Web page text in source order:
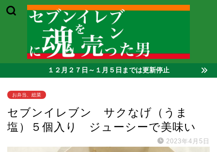
１２月２７日～１月５日までは更新停止
お弁当、総菜
セブンイレブン サクなげ（うま
塩）５個入り ジューシーで美味い
2023年4月5日